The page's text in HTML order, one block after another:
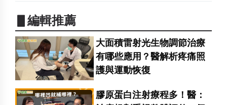
▋編輯推薦
大面積雷射光生物調節治療
有哪些應用？醫解析疼痛照
護與運動恢復
膠原蛋白注射療程多！醫：